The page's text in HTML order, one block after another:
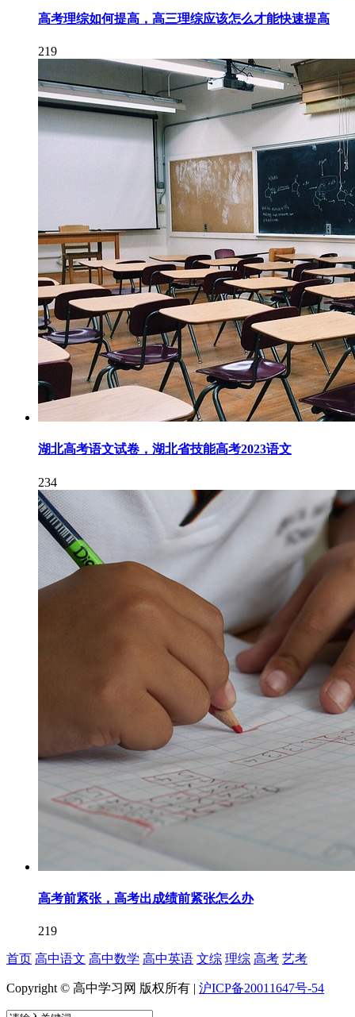
高考理综如何提高，高三理综应该怎么才能快速提高
219
湖北高考语文试卷，湖北省技能高考2023语文
234
高考前紧张，高考出成绩前紧张怎么办
219
首页 高中语文 高中数学 高中英语 文综 理综 高考 艺考
Copyright © 高中学习网 版权所有 | 沪ICP备20011647号-54